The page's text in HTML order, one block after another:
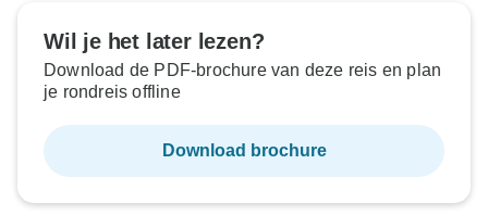
Wil je het later lezen?
Download de PDF-brochure van deze reis en plan
je rondreis offline
Download brochure